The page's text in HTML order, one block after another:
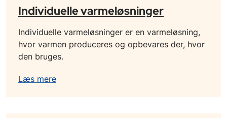
Individuelle varmeløsninger
Individuelle varmeløsninger er en varmeløsning,
hvor varmen produceres og opbevares der, hvor
den bruges.
Læs mere